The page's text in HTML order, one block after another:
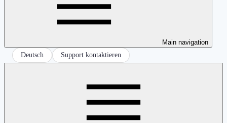
Main navigation
Deutsch
Support kontaktieren